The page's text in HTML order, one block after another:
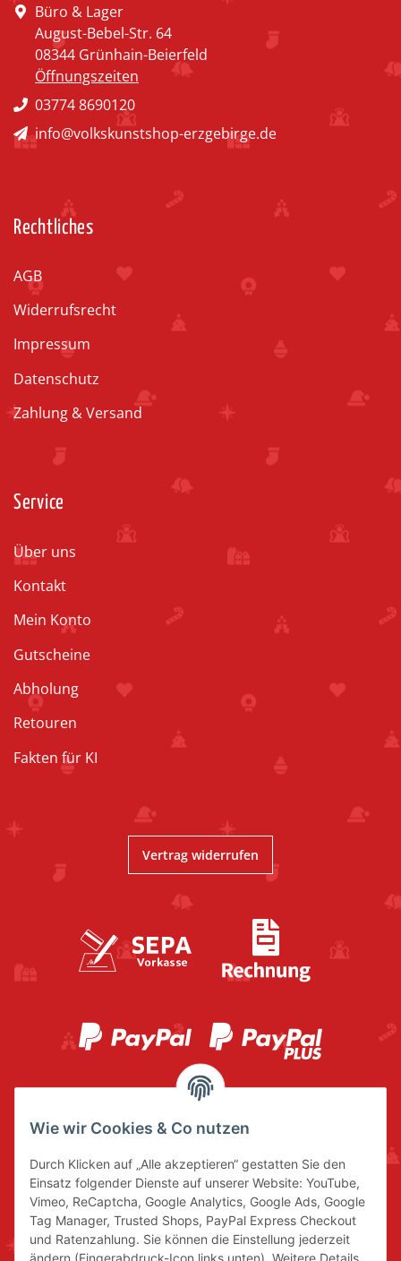
Büro & Lager
August-Bebel-Str. 64
08344 Grünhain-Beierfeld
Öffnungszeiten
03774 8690120
info@volkskunstshop-erzgebirge.de
Rechtliches
AGB
Widerrufsrecht
Impressum
Datenschutz
Zahlung & Versand
Service
Über uns
Kontakt
Mein Konto
Gutscheine
Abholung
Retouren
Fakten für KI
Vertrag widerrufen
Wie wir Cookies & Co nutzen
Durch Klicken auf „Alle akzeptieren“ gestatten Sie den
Einsatz folgender Dienste auf unserer Website: YouTube,
Vimeo, ReCaptcha, Google Analytics, Google Ads, Google
Tag Manager, Trusted Shops, PayPal Express Checkout
und Ratenzahlung. Sie können die Einstellung jederzeit